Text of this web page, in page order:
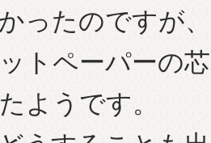
ったのですが
トペーパーの
ようです。